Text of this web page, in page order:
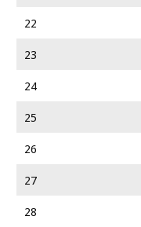
22
23
24
25
26
27
28